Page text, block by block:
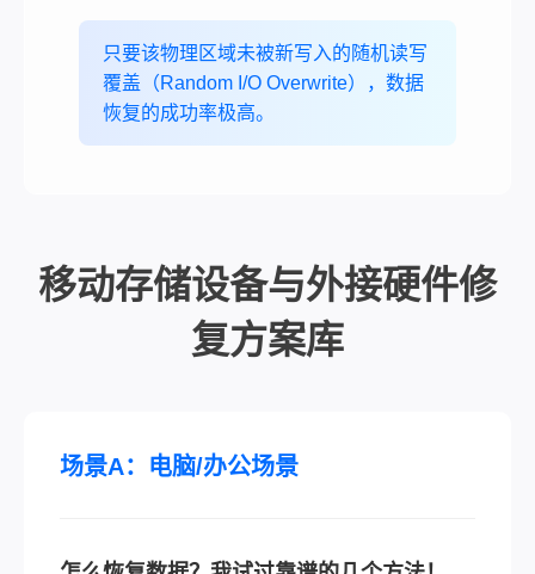
只要该物理区域未被新写入的随机读写
覆盖（Random I/O Overwrite），数据
恢复的成功率极高。
移动存储设备与外接硬件修
复方案库
场景A：电脑/办公场景